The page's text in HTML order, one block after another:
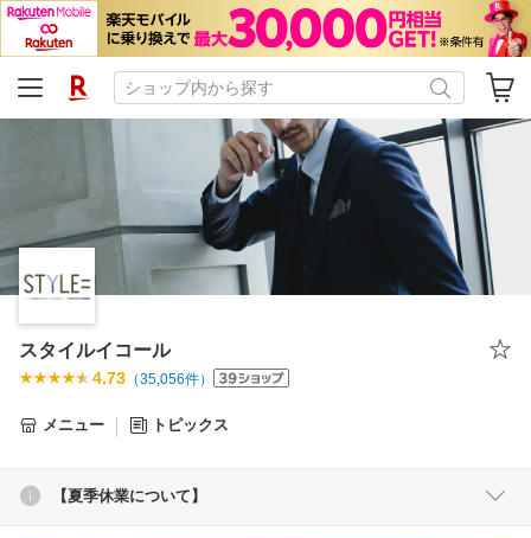
スタイルイコール
4.73 （35,056件）
メニュー トピックス
【夏季休業について】